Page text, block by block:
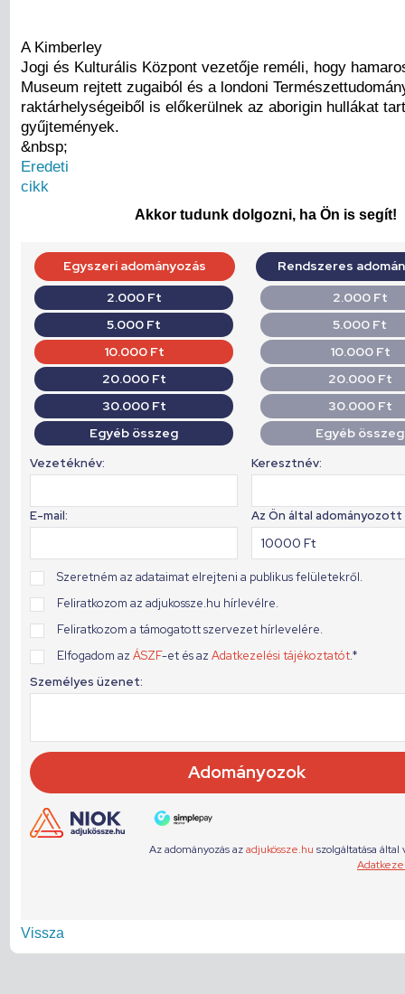
A Kimberley
Jogi és Kulturális Központ vezetője reméli, hogy
Museum rejtett zugaiból és a londoni
raktárhelységeiből is előkerülnek az aborigin hullákat
gyűjtemények.
&nbsp;
Eredeti
cikk
Akkor tudunk dolgozni, ha Ön is segít!
Vissza